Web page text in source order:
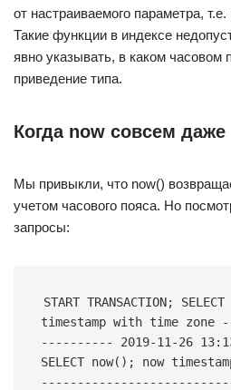
от настраиваемого параметра,
Такие функции в индексе
явно указывать, в каком часовом
приведение типа.
Когда now совсем даже
Мы привыкли, что now()
учетом часового пояса. Но
запросы:
START TRANSACTION;
timestamp with time
---------- 2019-11-26
SELECT now(); now
----------------------------